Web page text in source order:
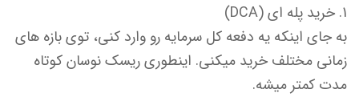
خرید پله ای (DCA)
به جای اینکه یه دفعه کل سرمایه رو وارد کنی، توی بازه های
زمانی مختلف خرید میکنی. اینطوری ریسک نوسان کوتاه
مدت کمتر میشه.